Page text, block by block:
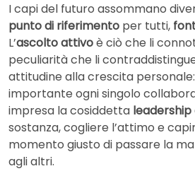
I capi del futuro assommano
punto di riferimento per tutti,
L’ascolto attivoè ciò che li
peculiarità che li
attitudine alla crescita
importante ogni singolo
impresa la cosiddetta
sostanza, cogliere l’attimo e
momento giusto di passare la
agli altri.